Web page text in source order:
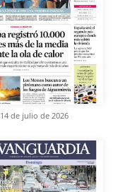
14 de julio de 2026